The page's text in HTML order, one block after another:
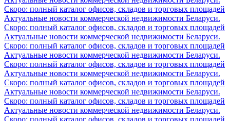
Скоро: полный каталог офисов, складов и торговых площадей
Актуальные новости коммерческой недвижимости Беларуси.
Скоро: полный каталог офисов, складов и торговых площадей
Актуальные новости коммерческой недвижимости Беларуси.
Скоро: полный каталог офисов, складов и торговых площадей
Актуальные новости коммерческой недвижимости Беларуси.
Скоро: полный каталог офисов, складов и торговых площадей
Актуальные новости коммерческой недвижимости Беларуси.
Скоро: полный каталог офисов, складов и торговых площадей
Актуальные новости коммерческой недвижимости Беларуси.
Скоро: полный каталог офисов, складов и торговых площадей
Актуальные новости коммерческой недвижимости Беларуси.
Скоро: полный каталог офисов, складов и торговых площадей